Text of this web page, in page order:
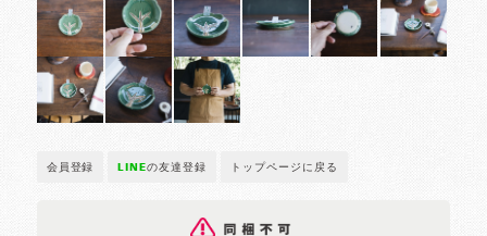
会員登録 LINEの友達登録 トップページに戻る